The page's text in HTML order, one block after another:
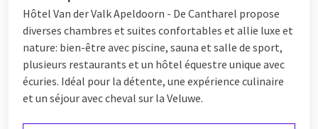
Hôtel Van der Valk Apeldoorn - De Cantharel propose
diverses chambres et suites confortables et allie luxe et
nature: bien-être avec piscine, sauna et salle de sport,
plusieurs restaurants et un hôtel équestre unique avec
écuries. Idéal pour la détente, une expérience culinaire
et un séjour avec cheval sur la Veluwe.